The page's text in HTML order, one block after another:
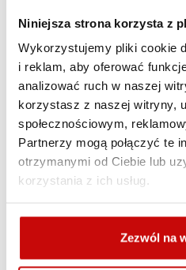
Niniejsza strona korzysta z
Wykorzystujemy pliki cookie
i reklam, aby oferować
analizować ruch w naszej
korzystasz z naszej witryny,
społecznościowym,
Partnerzy mogą połączyć te
otrzymanymi od Ciebie lub
korzystania z ich usług.
Zezwól na
Dodatkowym atutem jest
działaniem warunków
Wskaźniki Dustite®
szeroko stosowanych m.in. w
sektorze pojazdów
Dostarcza jasnej i
o poluzowanej nakrętce lub
wysokie temperatury.
zidentyfikowanie